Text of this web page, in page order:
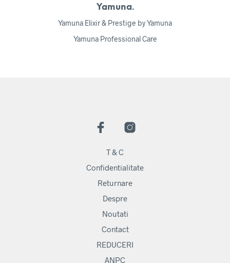
Yamuna.
Yamuna Elixir & Prestige by Yamuna
Yamuna Professional Care
T & C
Confidentialitate
Returnare
Despre
Noutati
Contact
REDUCERI
ANPC